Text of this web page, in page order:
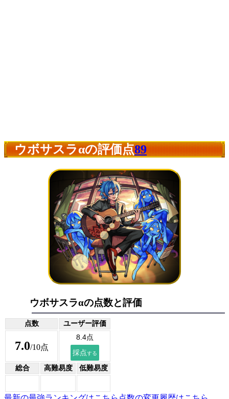
ウボサスラαの評価点89
ウボサスラαの点数と評価
点数 ユーザー評価
7.0/10点
総合 高難易度 低難易度